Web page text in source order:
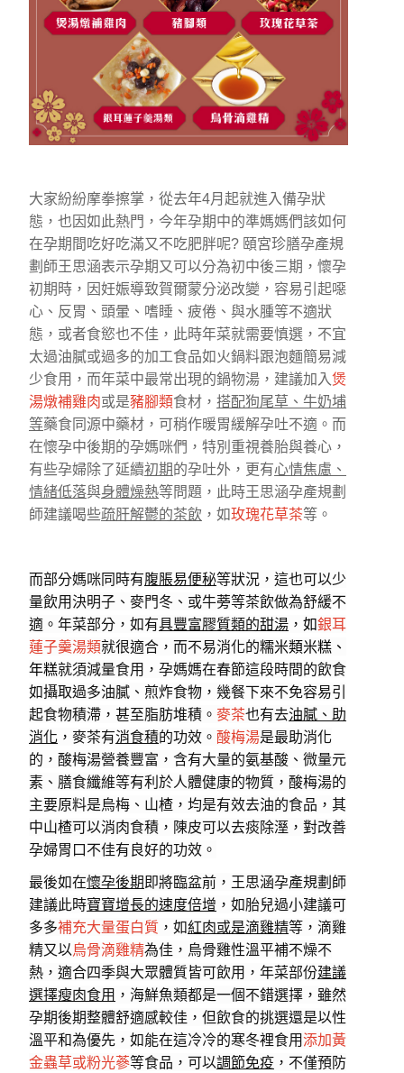
大家紛紛摩拳擦掌，從去年4月起就進入備孕狀
態，也因如此熱門，今年孕期中的準媽媽們該如何
在孕期間吃好吃滿又不吃肥胖呢? 頤宮珍膳孕產規
劃師王思涵表示孕期又可以分為初中後三期，懷孕
初期時，因妊娠導致賀爾蒙分泌改變，容易引起噁
心、反胃、頭暈、嗜睡、疲倦、與水腫等不適狀
態，或者食慾也不佳，此時年菜就需要慎選，不宜
太過油膩或過多的加工食品如火鍋料跟泡麵簡易減
少食用，而年菜中最常出現的鍋物湯，建議加入煲
湯燉補雞肉或是豬腳類食材， 搭配狗尾草、牛奶埔
等藥食同源中藥材，可稍作暖胃緩解孕吐不適。而
在懷孕中後期的孕媽咪們，特別重視養胎與養心，
有些孕婦除了延續初期的孕吐外，更有心情焦慮、
情緒低落與身體燥熱等問題，此時王思涵孕產規劃
師建議喝些疏肝解鬱的茶飲 ，如玫瑰花草茶等。
而部分媽咪同時有腹脹易便秘等狀況，這也可以少
量飲用決明子、麥門冬、或牛蒡等茶飲做為舒緩不
適。年菜部分，如有具豐富膠質類的甜湯 ， 如銀耳
蓮子羹湯類就很適合，而不易消化的糯米類米糕、
年糕就須減量食用，孕媽媽在春節這段時間的飲食
如攝取過多油膩、煎炸食物，幾餐下來不免容易引
起食物積滯，甚至脂肪堆積。 麥茶也有去油膩、助
消化 ，麥茶有消食積的功效。 酸梅湯是最助消化
的，酸梅湯營養豐富，含有大量的氨基酸、微量元
素、膳食纖維等有利於人體健康的物質，酸梅湯的
主要原料是烏梅、山楂，均是有效去油的食品，其
中山楂可以消肉食積，陳皮可以去痰除溼，對改善
孕婦胃口不佳有良好的功效。
最後如在懷孕後期即將臨盆前，王思涵孕產規劃師
建議此時寶寶增長的速度倍增 ，如胎兒過小建議可
多多補充大量蛋白質 ，如紅肉或是滴雞精等，滴雞
精又以烏骨滴雞精為佳，烏骨雞性溫平補不燥不
熱，適合四季與大眾體質皆可飲用，年菜部份建議
選擇瘦肉食用 ，海鮮魚類都是一個不錯選擇，雖然
孕期後期整體舒適感較佳，但飲食的挑選還是以性
溫平和為優先，如能在這冷冷的寒冬裡食用添加黃
金蟲草或粉光蔘等食品，可以調節免疫 ，不僅預防